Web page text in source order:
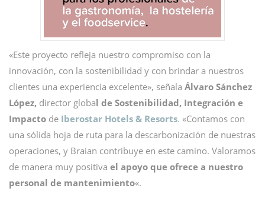
«Este proyecto refleja nuestro compromiso con la
innovación, con la sostenibilidad y con brindar a nuestros
clientes una experiencia excelente», señala Álvaro Sánchez
López, director global de Sostenibilidad, Integración e
Impacto de Iberostar Hotels & Resorts. «Contamos con
una sólida hoja de ruta para la descarbonización de nuestras
operaciones, y Braian contribuye en este camino. Valoramos
de manera muy positiva el apoyo que ofrece a nuestro
personal de mantenimiento«.